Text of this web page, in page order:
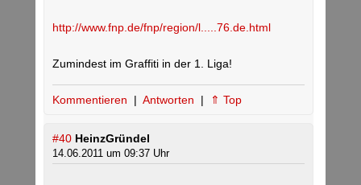
http://www.fnp.de/fnp/region/l.....76.de.html
Zumindest im Graffiti in der 1. Liga!
Kommentieren | Antworten | ⇑ Top
#40 HeinzGründel
14.06.2011 um 09:37 Uhr